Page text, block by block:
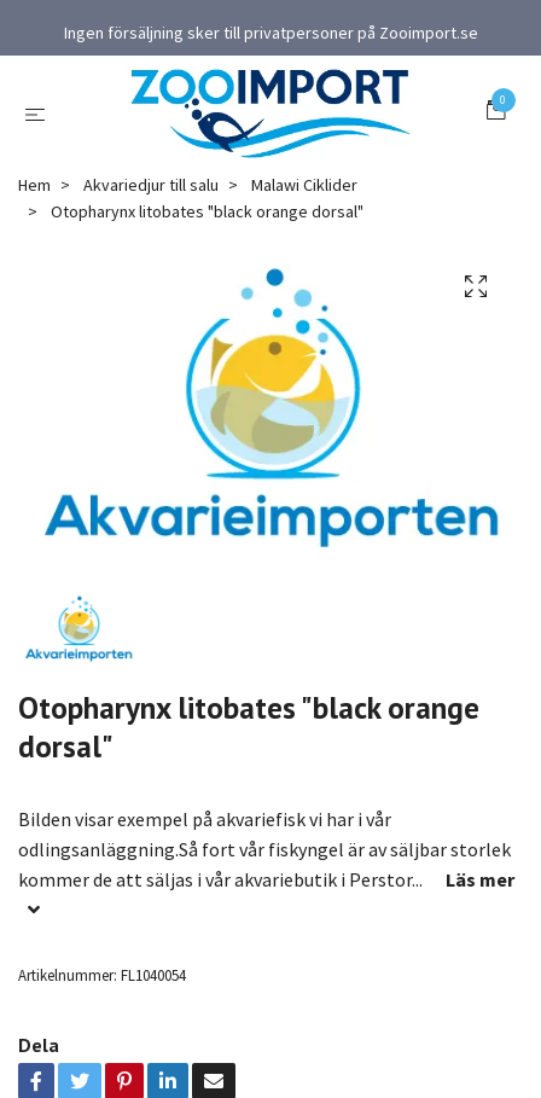
Ingen försäljning sker till privatpersoner på Zooimport.se
0
Hem Akvariedjur till salu
Malawi Ciklider
Otopharynx litobates "black orange dorsal"
Otopharynx litobates "black orange
dorsal"
Bilden visar exempel på akvariefisk vi har i vår
odlingsanläggning.Så fort vår fiskyngel är av säljbar storlek
kommer de att säljas i vår akvariebutik i Perstor...
Läs mer
Artikelnummer: FL1040054
Dela